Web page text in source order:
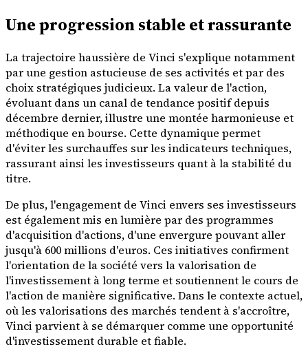
Une progression stable et rassurante
La trajectoire haussière de Vinci s'explique notamment
par une gestion astucieuse de ses activités et par des
choix stratégiques judicieux. La valeur de l'action,
évoluant dans un canal de tendance positif depuis
décembre dernier, illustre une montée harmonieuse et
méthodique en bourse. Cette dynamique permet
d'éviter les surchauffes sur les indicateurs techniques,
rassurant ainsi les investisseurs quant à la stabilité du
titre.
De plus, l'engagement de Vinci envers ses investisseurs
est également mis en lumière par des programmes
d'acquisition d'actions, d'une envergure pouvant aller
jusqu'à 600 millions d'euros. Ces initiatives confirment
l'orientation de la société vers la valorisation de
l'investissement à long terme et soutiennent le cours de
l'action de manière significative. Dans le contexte actuel,
où les valorisations des marchés tendent à s'accroître,
Vinci parvient à se démarquer comme une opportunité
d'investissement durable et fiable.